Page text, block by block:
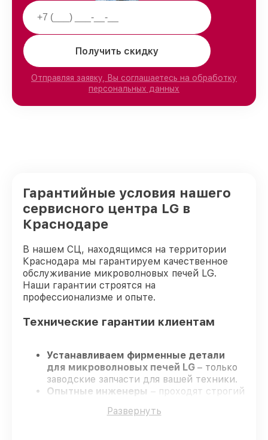
Получить скидку
Отправляя заявку, Вы соглашаетесь на обработку
персональных данных
Гарантийные условия нашего
сервисного центра LG в
Краснодаре
В нашем СЦ, находящимся на территории
Краснодара мы гарантируем качественное
обслуживание микроволновых печей LG.
Наши гарантии строятся на
профессионализме и опыте.
Технические гарантии клиентам
Устанавливаем фирменные детали
для микроволновых печей LG – только
заводские запчасти для вашей техники.
Опытные инженеры – проходят строгий
долговечный результат.
Развернуть